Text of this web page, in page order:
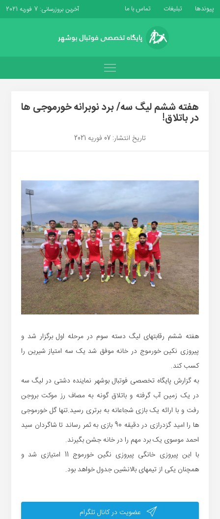
پیوندها تبلیغات تماس با ما آخرین بروزرسانی: 7 فوریه 2021
هفته ششم لیگ سه/ برد نوبرانه خورموجی ها
در باتلاق!
تاریخ انتشار: 07 فوریه 2021
هفته ششم رقابتهای لیگ دسته سوم در مرحله اول برگزار شد و
پیروزی نکین خورموج در خانه موفق شد یک سه امتیاز شیرین را
کسب کند.
به گزارش پایگاه تخصصی فوتبال بوشهر نماینده دشتی در لیگ سه
در یک زمین آب گرفته و باتلاق گونه به مصاف رز موکت بروجن
رفت و با ارائه یک بازی شجاعانه به برتری رسید.تنها گل خورموجی
ها را امید گزدرازی در دقیقه 90 بازی به ثمر رساند تا شاگردان سید
احمد موسوی یک برد مهم را در خانه جشن بگیرند.
با این پیروزی خانگی پیروزی نگین خورموج 11 امتیازی شد و
همچنان یکی از تیمهای بالانشین جدول خواهد بود.
عضویت در کانال تلگرام